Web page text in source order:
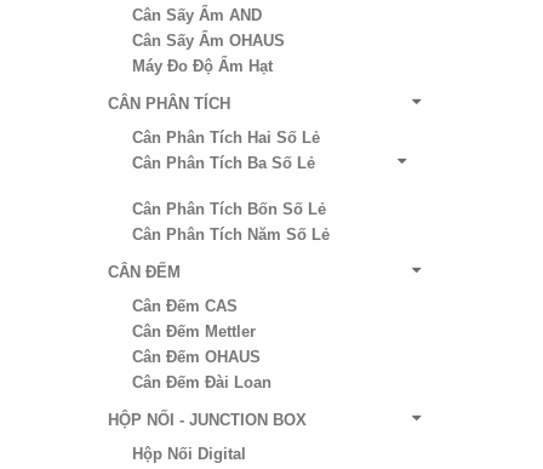
Cân Sấy Ẩm AND
Cân Sấy Ẩm OHAUS
Máy Đo Độ Ẩm Hạt
CÂN PHÂN TÍCH
Cân Phân Tích Hai Số Lẻ
Cân Phân Tích Ba Số Lẻ
Cân Phân Tích Bốn Số Lẻ
Cân Phân Tích Năm Số Lẻ
CÂN ĐẾM
Cân Đếm CAS
Cân Đếm Mettler
Cân Đếm OHAUS
Cân Đếm Đài Loan
HỘP NỐI - JUNCTION BOX
Hộp Nối Digital